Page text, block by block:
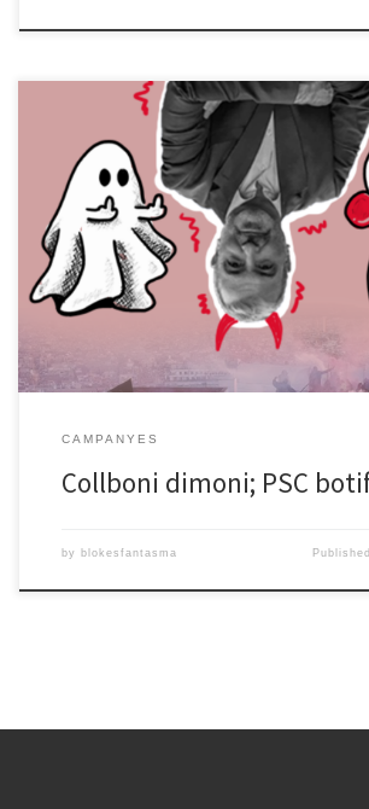
L’embat del PSC dels últims mesos està sent frontal
volen tombar tot moviment organitzatiu de
resistència, en qualsevol de les seves expressions.
acata les ordres del capital, els fils que mou el PSC
afavoreixen el desplaçament […]
CAMPANYES
Collboni dimoni; PSC
by blokesfantasma